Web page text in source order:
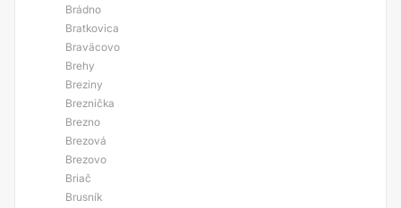
Brádno
Bratkovica
Braväcovo
Brehy
Breziny
Breznička
Brezno
Brezová
Brezovo
Briač
Brusník